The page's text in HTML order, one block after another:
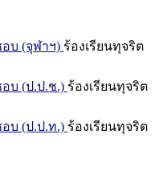
บ (จุฬาฯ) ร้องเรียนทุจริต
บ (ป.ป.ช.) ร้องเรียนทุจริต
บ (ป.ป.ท.) ร้องเรียนทุจริต